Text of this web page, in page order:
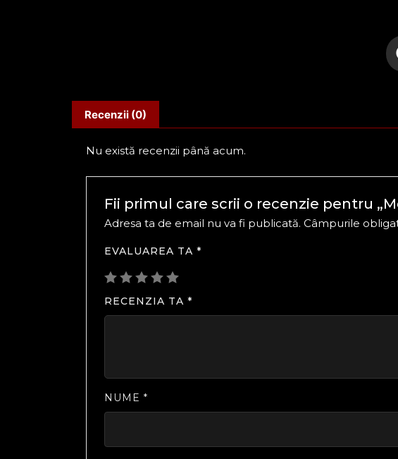
Recenzii (0)
Nu există recenzii până acum.
Fii primul care scrii o recenzie pentru
Adresa ta de email nu va fi publicată. Câmpurile
EVALUAREA TA*
RECENZIA TA*
NUME*